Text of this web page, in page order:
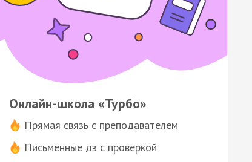
Онлайн-школа «Турбо»
Прямая связь с преподавателем
Письменные дз с проверкой